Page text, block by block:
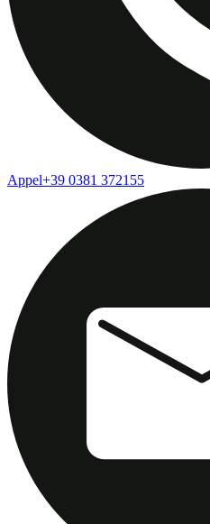
Appel+39 0381 372155